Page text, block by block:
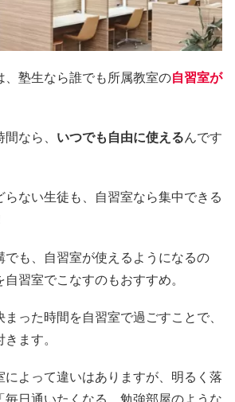
、塾生なら誰でも所属教室の自習室が
なら、 いつでも自由に使えるんです
ない生徒も、自習室なら集中できる
でも、自習室が使えるようになるの
習室でこなすのもおすすめ。
った時間を自習室で過ごすことで、
ます。
によって違いはありますが、明るく落